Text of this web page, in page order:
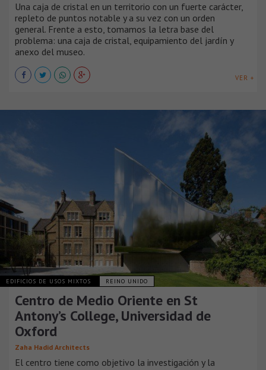
Una caja de cristal en un territorio con un fuerte carácter,
repleto de puntos notable y a su vez con un orden
general. Frente a esto, tomamos la letra base del
problema: una caja de cristal, equipamiento del jardín y
anexo del museo.
VER +
EDIFICIOS DE USOS MIXTOS REINO UNIDO
Centro de Medio Oriente en St
Antony’s College, Universidad de
Oxford
Zaha Hadid Architects
El centro tiene como objetivo la investigación y la